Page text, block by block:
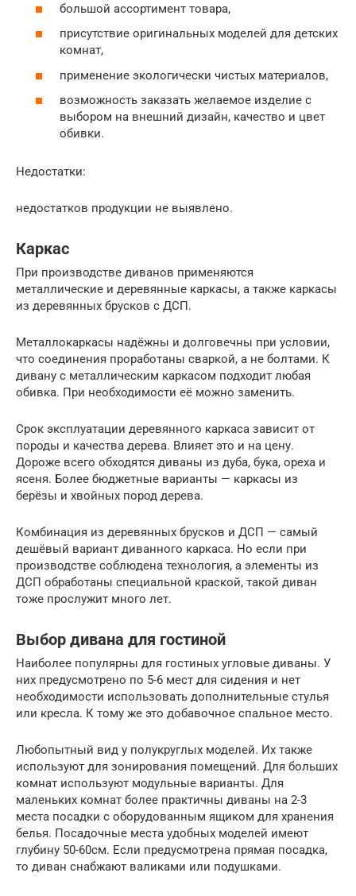
большой ассортимент товара,
присутствие оригинальных моделей для детских
комнат,
применение экологически чистых материалов,
возможность заказать желаемое изделие с
выбором на внешний дизайн, качество и цвет
обивки.
Недостатки:
недостатков продукции не выявлено.
Каркас
При производстве диванов применяются
металлические и деревянные каркасы, а также каркасы
из деревянных брусков с ДСП.
Металлокаркасы надёжны и долговечны при условии,
что соединения проработаны сваркой, а не болтами. К
дивану с металлическим каркасом подходит любая
обивка. При необходимости её можно заменить.
Срок эксплуатации деревянного каркаса зависит от
породы и качества дерева. Влияет это и на цену.
Дороже всего обходятся диваны из дуба, бука, ореха и
ясеня. Более бюджетные варианты — каркасы из
берёзы и хвойных пород дерева.
Комбинация из деревянных брусков и ДСП — самый
дешёвый вариант диванного каркаса. Но если при
производстве соблюдена технология, а элементы из
ДСП обработаны специальной краской, такой диван
тоже прослужит много лет.
Выбор дивана для гостиной
Наиболее популярны для гостиных угловые диваны. У
них предусмотрено по 5-6 мест для сидения и нет
необходимости использовать дополнительные стулья
или кресла. К тому же это добавочное спальное место.
Любопытный вид у полукруглых моделей. Их также
используют для зонирования помещений. Для больших
комнат используют модульные варианты. Для
маленьких комнат более практичны диваны на 2-3
места посадки с оборудованным ящиком для хранения
белья. Посадочные места удобных моделей имеют
глубину 50-60см. Если предусмотрена прямая посадка,
то диван снабжают валиками или подушками.